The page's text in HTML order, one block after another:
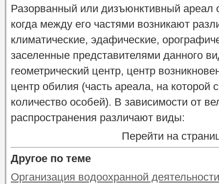
Разорванный или дизъюнктивный ареал
когда между его частями возникают
климатические, эдафические,
заселенные представителями данного
геометрический центр, центр
центр обилия (часть ареала, на которой
количество особей). В зависимости от
распространения различают виды:
Перейти на
Другое по теме
Организация водоохранной деятельности